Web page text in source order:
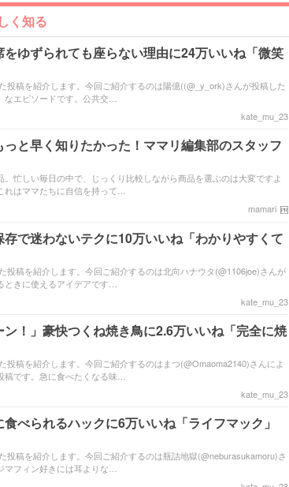
く知る
ゆずられても座らない理由に24万いいね「微笑
投稿を紹介します。今回ご紹介するのは陽億((@_y_ork)さんが投稿した
なエピソードです。公共交…
kate_mu_23
っと早く知りたかった！ママリ編集部のスタッフ
。忙しい毎日の中で、じっくり比較しながら商品を選ぶのは大変ですよ
はママたちに自信を持って…
mamari
存で迷わないテクに10万いいね「わかりやすくて
投稿を紹介します。今回ご紹介するのは北向ハナウタ(@1106joe)さんが
きに使えるアイデアです…
kate_mu_23
！」豪快つくね焼き鳥に2.6万いいね「完全に焼
投稿を紹介します。今回ご紹介するのはまつ(@Omaoma2140)さんによ
です。急に食べたくなる味…
kate_mu_23
べられるハックに6万いいね「ライフマック」
投稿を紹介します。今回ご紹介するのは瓶詰地獄(@neburasukamoru)さ
フィン好きには耳よりな…